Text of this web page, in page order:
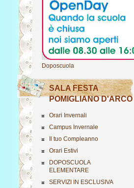
Doposcuola
SALA FESTA
POMIGLIANO D'ARCO
Orari Invernali
Campus Invernale
Il tuo Compleanno
Orari Estivi
DOPOSCUOLA
ELEMENTARE
SERVIZI IN ESCLUSIVA